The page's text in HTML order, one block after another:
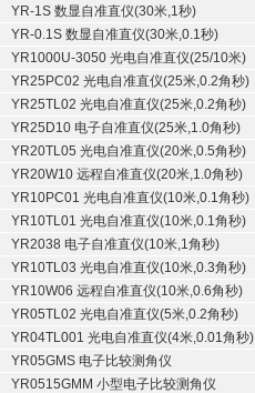
YR-1S 数显自准直仪(30米,1秒)
YR-0.1S 数显自准直仪(30米,0.1秒)
YR1000U-3050 光电自准直仪(25/10米)
YR25PC02 光电自准直仪(25米,0.2角秒)
YR25TL02 光电自准直仪(25米,0.2角秒)
YR25D10 电子自准直仪(25米,1.0角秒)
YR20TL05 光电自准直仪(20米,0.5角秒)
YR20W10 远程自准直仪(20米,1.0角秒)
YR10PC01 光电自准直仪(10米,0.1角秒)
YR10TL01 光电自准直仪(10米,0.1角秒)
YR2038 电子自准直仪(10米,1角秒)
YR10TL03 光电自准直仪(10米,0.3角秒)
YR10W06 远程自准直仪(10米,0.6角秒)
YR05TL02 光电自准直仪(5米,0.2角秒)
YR04TL001 光电自准直仪(4米,0.01角秒)
YR05GMS 电子比较测角仪
YR0515GMM 小型电子比较测角仪